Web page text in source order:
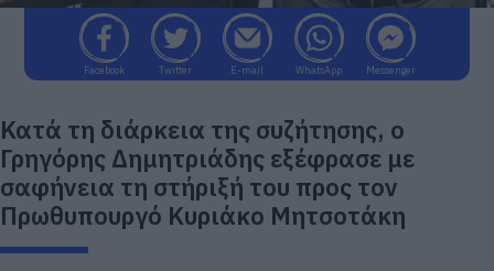
Facebook Twitter E-mail WhatsApp Messenger
Κατά τη διάρκεια της συζήτησης, ο
Γρηγόρης Δημητριάδης εξέφρασε με
σαφήνεια τη στήριξή του προς τον
Πρωθυπουργό Κυριάκο Μητσοτάκη